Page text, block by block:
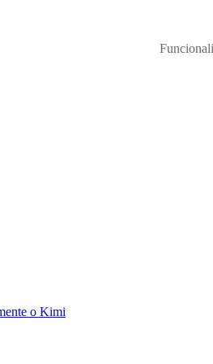
o Kimi